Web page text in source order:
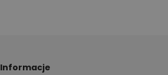
Informacje